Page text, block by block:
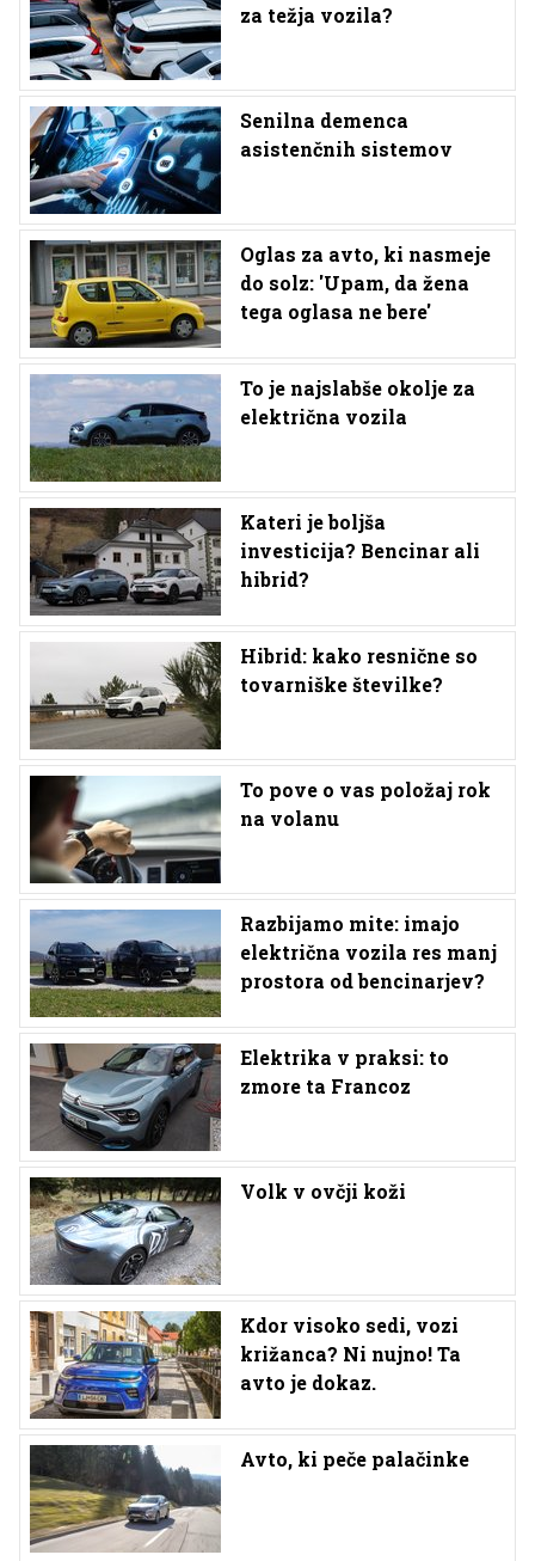
za težja vozila?
Senilna demenca
asistenčnih sistemov
Oglas za avto, ki nasmeje
do solz: 'Upam, da žena
tega oglasa ne bere'
To je najslabše okolje za
električna vozila
Kateri je boljša
investicija? Bencinar ali
hibrid?
Hibrid: kako resnične so
tovarniške številke?
To pove o vas položaj rok
na volanu
Razbijamo mite: imajo
električna vozila res manj
prostora od bencinarjev?
Elektrika v praksi: to
zmore ta Francoz
Volk v ovčji koži
Kdor visoko sedi, vozi
križanca? Ni nujno! Ta
avto je dokaz.
Avto, ki peče palačinke